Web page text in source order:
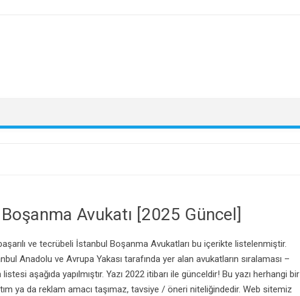
Avukatı [2025 Güncel]
ve tecrübeli İstanbul Boşanma Avukatları bu içerikte listelenmiştir.
Anadolu ve Avrupa Yakası tarafında yer alan avukatların sıralaması –
aşağıda yapılmıştır. Yazı 2022 itibarı ile günceldir! Bu yazı herhangi bir
ya da reklam amacı taşımaz, tavsiye / öneri niteliğindedir. Web sitemiz